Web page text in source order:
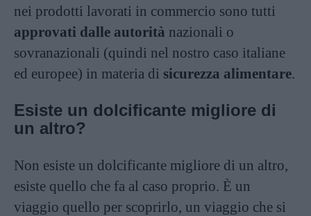
nei prodotti lavorati in commercio sono tutti
approvati dalle autorità nazionali o
sovranazionali (quindi nel nostro caso italiane
ed europee) in materia di sicurezza alimentare.
Esiste un dolcificante migliore di
un altro?
Non esiste un dolcificante migliore di un altro,
esiste quello che fa al caso proprio. È un
viaggio quello per scoprirlo, un viaggio che si